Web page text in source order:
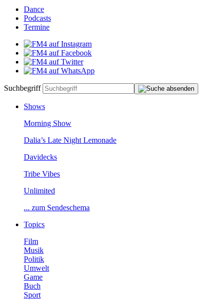
Dance
Podcasts
Termine
Suchbegriff
Shows
MorningShow
Dalia’sLateNightLemonade
Davidecks
TribeVibes
Unlimited
...zumSendeschema
Topics
Film
Musik
Politik
Umwelt
Game
Buch
Sport